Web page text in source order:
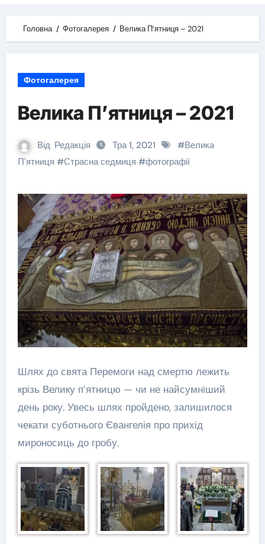
Головна Фотогалерея Велика П’ятниця – 2021
Фотогалерея
Велика П’ятниця – 2021
Від Редакція Тра 1, 2021 #Велика
П'ятниця #Страсна седмиця #фотографії
Шлях до свята Перемоги над смертю лежить
крізь Велику п’ятницю — чи не найсумніший
день року. Увесь шлях пройдено, залишилося
чекати суботнього Євангелія про прихід
мироносиць до гробу.